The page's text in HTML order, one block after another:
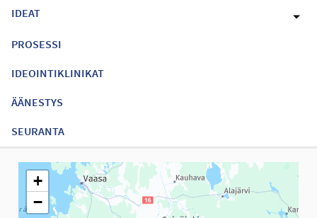
IDEAT
PROSESSI
IDEOINTIKLINIKAT
ÄÄNESTYS
SEURANTA
Seuraavassa elementissä on kartta, joka esittää tämän
+
−